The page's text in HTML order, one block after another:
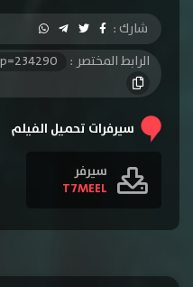
شارك :
الرابط المختصر :
سيرفرات تحميل الفيلم
سيرفر
T7MEEL